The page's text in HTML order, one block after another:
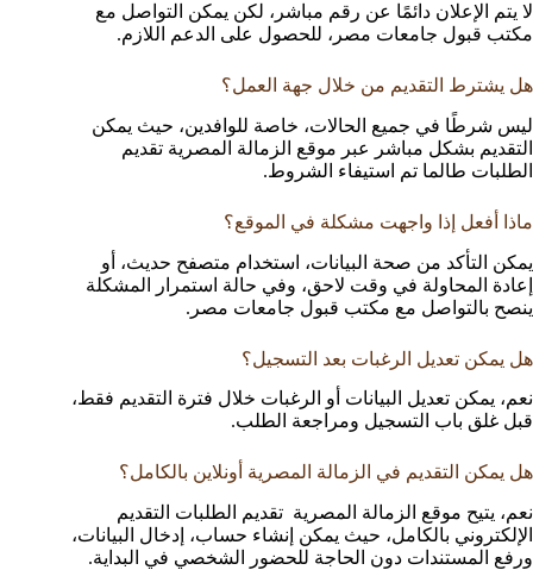
لا يتم الإعلان دائمًا عن رقم مباشر، لكن يمكن التواصل مع
مكتب قبول جامعات مصر، للحصول على الدعم اللازم.
هل يشترط التقديم من خلال جهة العمل؟
ليس شرطًا في جميع الحالات، خاصة للوافدين، حيث يمكن
التقديم بشكل مباشر عبر موقع الزمالة المصرية تقديم
الطلبات طالما تم استيفاء الشروط.
ماذا أفعل إذا واجهت مشكلة في الموقع؟
يمكن التأكد من صحة البيانات، استخدام متصفح حديث، أو
إعادة المحاولة في وقت لاحق، وفي حالة استمرار المشكلة
ينصح بالتواصل مع مكتب قبول جامعات مصر.
هل يمكن تعديل الرغبات بعد التسجيل؟
نعم، يمكن تعديل البيانات أو الرغبات خلال فترة التقديم فقط،
قبل غلق باب التسجيل ومراجعة الطلب.
هل يمكن التقديم في الزمالة المصرية أونلاين بالكامل؟
نعم، يتيح موقع الزمالة المصرية تقديم الطلبات التقديم
الإلكتروني بالكامل، حيث يمكن إنشاء حساب، إدخال البيانات،
ورفع المستندات دون الحاجة للحضور الشخصي في البداية.